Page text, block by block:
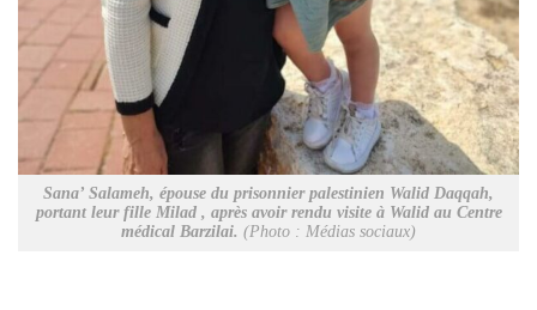
Sana’ Salameh, épouse du prisonnier palestinien Walid Daqqah,
portant leur fille Milad , après avoir rendu visite à Walid au Centre
médical Barzilai. (Photo : Médias sociaux)